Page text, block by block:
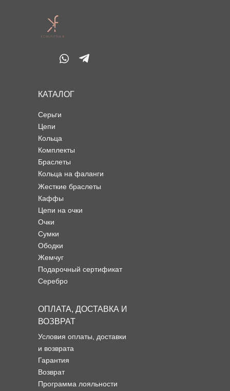
Серьги
Цепи
Кольца
Комплекты
Браслеты
Кольца на фаланги
Условия оплаты, доставки
и возврата
Гарантия
Возврат
Программа лояльности
КАТАЛОГ
ОПЛАТА, ДОСТАВКА И
ВОЗВРАТ
Жесткие браслеты
Каффы
Цепи на очки
Очки
Сумки
Ободки
Жемчуг
Подарочный сертификат
Серебро